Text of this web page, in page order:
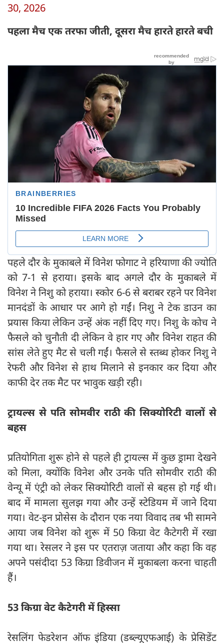
30, 2026
पहला मैच एक तरफा जीती, दूसरा मैच हारते हारते बची
पहले दौर के मुकाबले में विनेश फोगाट ने हरियाणा की ज्योति
को 7-1 से हराया। इसके बाद अगले दौर के मुकाबले में
विनेश ने निशु को हराया। स्कोर 6-6 से बराबर रहने पर विनेश
मानदंडों के आधार पर आगे हो गईं। निशु ने टेक डाउन का
प्रयास किया लेकिन उन्हें अंक नहीं दिए गए। निशु के कोच ने
फैसले को चुनौती दी लेकिन वे हार गए और विनेश राहत की
सांस लेते हुए मैट से चली गईं। फैसले से स्तब्ध होकर निशु ने
रेफरी और विनेश से हाथ मिलाने से इनकार कर दिया और
काफी देर तक मैट पर भावुक खड़ी रही।
ट्रायल्स से पति सोमवीर राठी की सिक्योरिटी वालों से
बहस
प्रतियोगिता शुरू होने से पहले ही ट्रायल्स में कुछ ड्रामा देखने
को मिला, क्योंकि विनेश और उनके पति सोमवीर राठी की
वेन्यू में एंट्री को लेकर सिक्योरिटी वालों से बहस हो गई थी।
बाद में मामला सुलझ गया और उन्हें स्टेडियम में जाने दिया
गया। वेट-इन प्रोसेस के दौरान एक नया विवाद तब भी सामने
आया जब विनेश को शुरू में 50 किग्रा वेट कैटेगरी में रखा
गया था। रेसलर ने इस पर एतराज़ जताया और कहा कि वह
अपने पसंदीदा 53 किग्रा डिवीजन में मुकाबला करना चाहती
हैं।
53 किग्रा वेट कैटेगरी में हिस्सा
रेसलिंग फेडरेशन ऑफ इंडिया (डब्ल्यूएफआई) के प्रेसिडेंट